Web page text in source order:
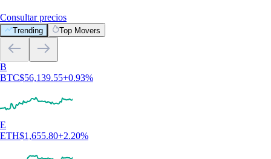
Consultar precios
Trending Top Movers
B
BTC$56,139.55+0.93%
E
ETH$1,655.80+2.20%